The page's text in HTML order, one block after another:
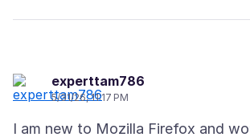
experttam786
5/31/26, 11:17 PM
I am new to Mozilla Firefox and